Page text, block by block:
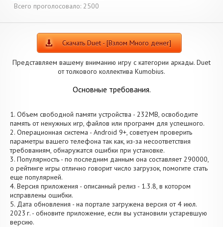
Всего проголосовало: 2500
Скачать Duet - [Взлом Много денег]
Представляем вашему вниманию игру с категории аркады. Duet
от толкового коллектива Kumobius.
Основные требования.
1. Объем свободной памяти устройства - 232MB, освободите
память от ненужных игр, файлов или программ для успешного.
2. Операционная система - Android 9+, советуем проверить
параметры вашего телефона так как, из-за несоответствия
требованиям, обнаружатся ошибки при установке.
3. Популярность - по последним данным она составляет 290000,
о рейтинге игры отлично говорит число загрузок, помогите стать
еще популярней.
4. Версия приложения - описанный релиз - 1.3.8, в котором
исправлены ошибки.
5. Дата обновления - на портале загружена версия от 4 июл.
2023 г. - обновите приложение, если вы установили устаревшую
версию.